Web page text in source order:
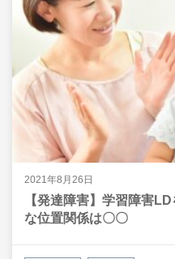
2021年8月26日
【発達障害】学習障害
な位置関係は〇〇